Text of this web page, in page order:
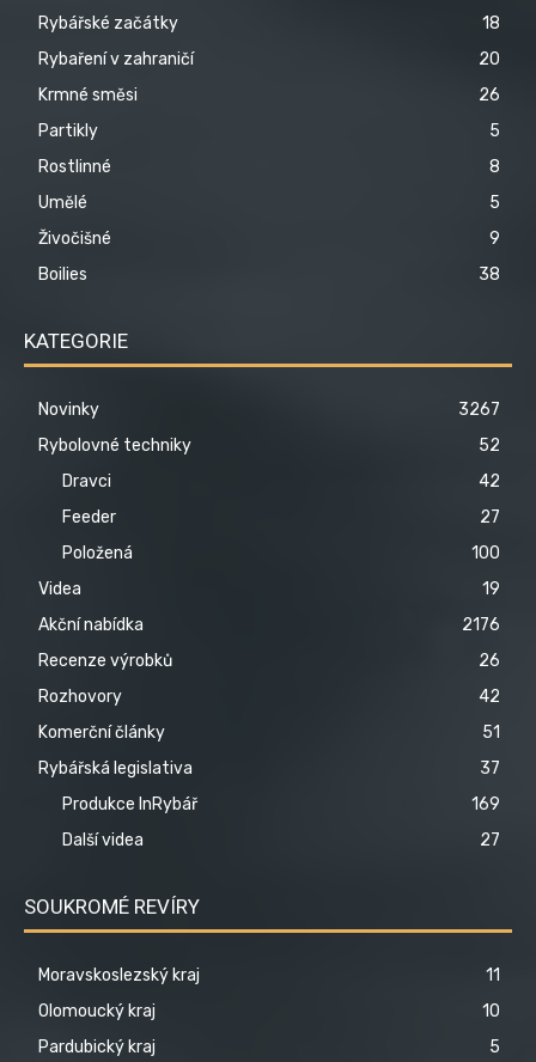
Rybářské začátky
18
Rybaření v zahraničí
20
Krmné směsi
26
Partikly
5
Rostlinné
8
Umělé
5
Živočišné
9
Boilies
38
KATEGORIE
Novinky
3267
Rybolovné techniky
52
Dravci
42
Feeder
27
Položená
100
Videa
19
Akční nabídka
2176
Recenze výrobků
26
Rozhovory
42
Komerční články
51
Rybářská legislativa
37
Produkce InRybář
169
Další videa
27
SOUKROMÉ REVÍRY
Moravskoslezský kraj
11
Olomoucký kraj
10
Pardubický kraj
5